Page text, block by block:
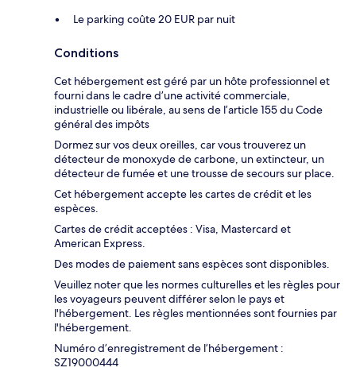
Le parking coûte 20 EUR par nuit
Conditions
Cet hébergement est géré par un hôte professionnel et
fourni dans le cadre d’une activité commerciale,
industrielle ou libérale, au sens de l’article 155 du Code
général des impôts
Dormez sur vos deux oreilles, car vous trouverez un
détecteur de monoxyde de carbone, un extincteur, un
détecteur de fumée et une trousse de secours sur place.
Cet hébergement accepte les cartes de crédit et les
espèces.
Cartes de crédit acceptées : Visa, Mastercard et
American Express.
Des modes de paiement sans espèces sont disponibles.
Veuillez noter que les normes culturelles et les règles pour
les voyageurs peuvent différer selon le pays et
l'hébergement. Les règles mentionnées sont fournies par
l'hébergement.
Numéro d’enregistrement de l’hébergement :
SZ19000444